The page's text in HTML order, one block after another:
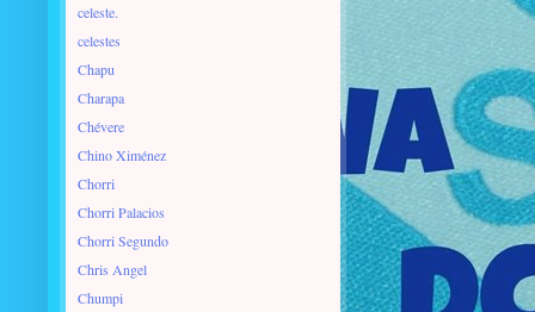
celeste.
celestes
Chapu
Charapa
Chévere
Chino Ximénez
Chorri
Chorri Palacios
Chorri Segundo
Chris Angel
Chumpi